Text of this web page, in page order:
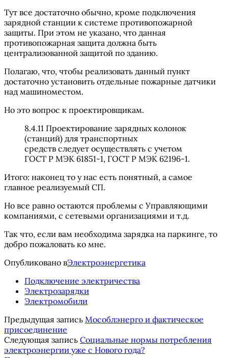
Тут все достаточно обычно, кроме подключения
зарядной станции к системе противопожарной
защиты. При этом не указано, что данная
противопожарная защита должна быть
централизованной защитой по зданию.
Полагаю, что, чтобы реализовать данный пункт
достаточно установить отдельные пожарные датчики
над машиноместом.
Но это вопрос к проектировщикам.
8.4.11 Проектирование зарядных колонок
(станций) для транспортных
средств следует осуществлять с учетом
ГОСТ Р МЭК 61851-1, ГОСТ Р МЭК 62196-1.
Итого: наконец то у нас есть понятный, а самое
главное реализуемый СП.
Но все равно остаются проблемы с Управляющими
компаниями, с сетевыми организациями и т.д.
Так что, если вам необходима зарядка на паркинге, то
добро пожаловать ко мне.
Опубликовано вЭлектроэнергетика
Подключение электричества
Электрозарядки
Электромобили
Предыдущая запись Мособлэнерго и фактическое
присоединение
Следующая запись Социальные нормы потребления
электроэнергии уже с Нового года?